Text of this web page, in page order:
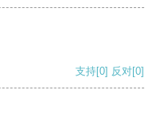
支持[0] 反对[0]